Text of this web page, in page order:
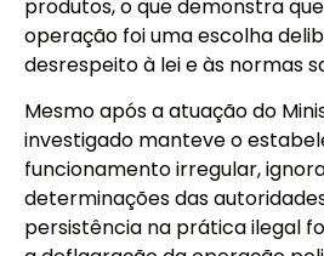
produtos, o que demonstra
operação foi uma escolha
desrespeito à lei e às normas
Mesmo após a atuação do
investigado manteve o
funcionamento irregular,
determinações das
persistência na prática ilegal